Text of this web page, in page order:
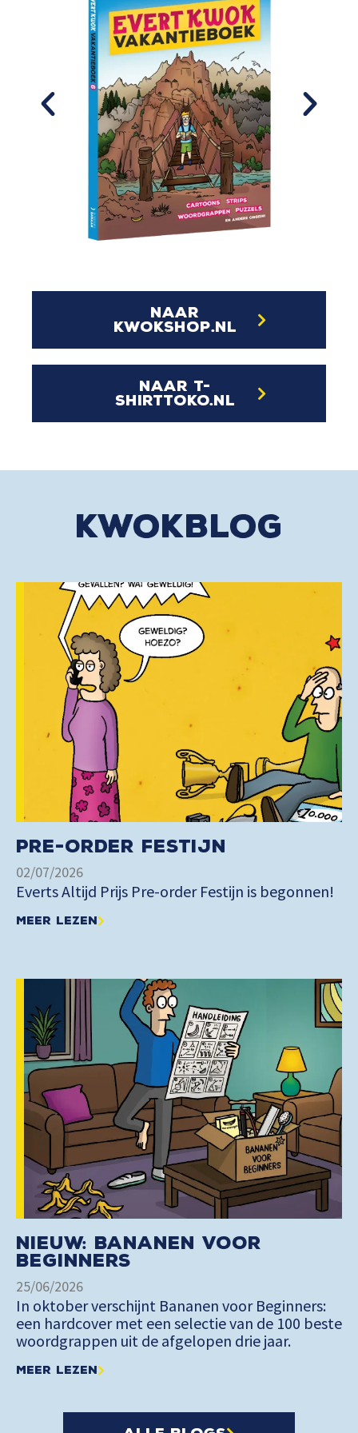
naar
kwokshop.nl
naar t-
shirttoko.nl
kwokblog
Pre-order Festijn
02/07/2026
Everts Altijd Prijs Pre-order Festijn is begonnen!
Meer lezen
Nieuw: Bananen voor
Beginners
25/06/2026
In oktober verschijnt Bananen voor Beginners:
een hardcover met een selectie van de 100 beste
woordgrappen uit de afgelopen drie jaar.
Meer lezen